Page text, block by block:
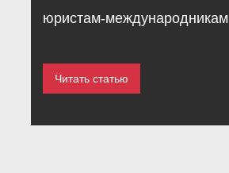
юристам-международникам
Читать статью